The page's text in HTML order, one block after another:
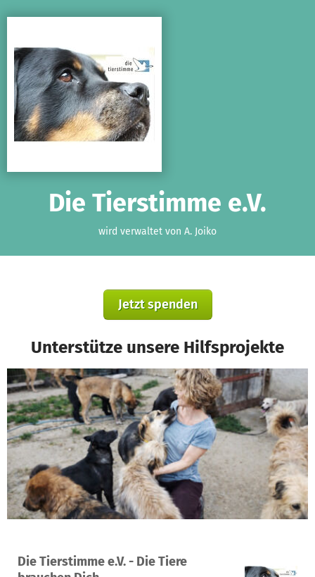
Die Tierstimme e.V.
wird verwaltet von A. Joiko
Jetzt spenden
Unterstütze unsere Hilfsprojekte
Die Tierstimme e.V. - Die Tiere
Ein Projekt in Dresden, Deutschland
36 12.920 €